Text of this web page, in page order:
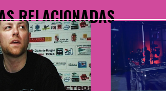
RELACIONADAS